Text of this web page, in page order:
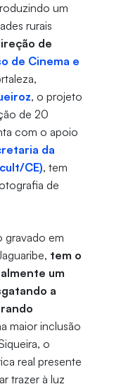
um
rurais
de
de Cinema e
, o projeto
de 20
com o apoio
da
CE), tem
de
gravado em
tem o
um
a
maior inclusão
o
real presente
trazer à luz